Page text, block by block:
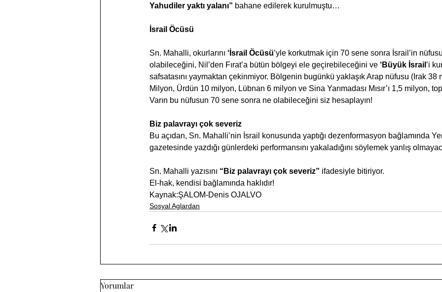
Yahudiler yaktı yalanı” bahane edilerek kurulmuştu…
İsrail Öcüsü
Sn. Mahalli, okurlarını ‘İsrail Öcüsü’yle korkutmak için 70 sene sonra İsrail’in
olabileceğini, Nil’den Fırat’a bütün bölgeyi ele geçirebileceğini ve ‘Büyük İsrail ’i
safsatasını yaymaktan çekinmiyor. Bölgenin bugünkü yaklaşık Arap nüfusu (Irak 38
Milyon, Ürdün 10 milyon, Lübnan 6 milyon ve Sina Yarımadası Mısır’ı 1,5 milyon,
Varın bu nüfusun 70 sene sonra ne olabileceğini siz hesaplayın!
Biz palavrayı çok severiz
Bu açıdan, Sn. Mahalli’nin İsrail konusunda yaptığı dezenformasyon bağlamında
gazetesinde yazdığı günlerdeki performansını yakaladığını söylemek yanlış
Sn. Mahalli yazısını “Biz palavrayı çok severiz” ifadesiyle bitiriyor.
El-hak, kendisi bağlamında haklıdır!
Kaynak:ŞALOM-Denis OJALVO
Sosyal Aglardan
Yorumlar